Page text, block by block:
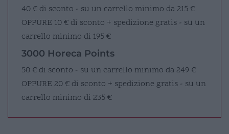
40 € di sconto - su un carrello minimo da 215 €
OPPURE 10 € di sconto + spedizione gratis - su un
carrello minimo di 195 €
3000 Horeca Points
50 € di sconto - su un carrello minimo da 249 €
OPPURE 20 € di sconto + spedizione gratis - su un
carrello minimo di 235 €